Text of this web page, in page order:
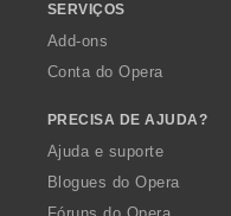
SERVIÇOS
Add-ons
Conta do Opera
PRECISA DE AJUDA?
Ajuda e suporte
Blogues do Opera